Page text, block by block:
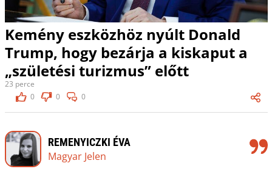
Kemény eszközhöz nyúlt Donald
Trump, hogy bezárja a kiskaput a
„születési turizmus” előtt
23 perce
0
0 0
REMENYICZKI ÉVA
Magyar Jelen